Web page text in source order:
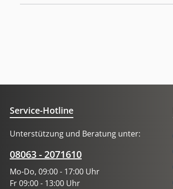
Service-Hotline
Unterstützung und Beratung unter:
08063 - 2071610
Mo-Do, 09:00 - 17:00 Uhr
Fr 09:00 - 13:00 Uhr